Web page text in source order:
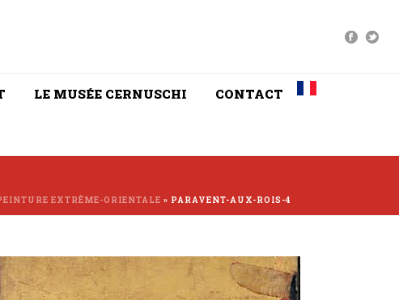
LE MUSÉE CERNUSCHI CONTACT
EXTRÊME-ORIENTALE » PARAVENT-AUX-ROIS-4